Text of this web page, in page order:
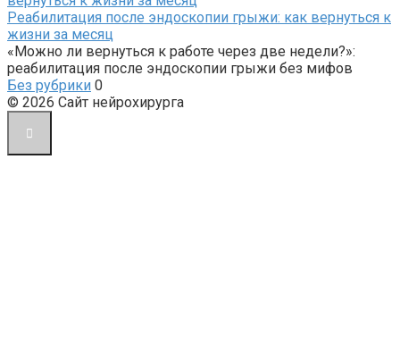
Реабилитация после эндоскопии грыжи: как вернуться к
жизни за месяц
«Можно ли вернуться к работе через две недели?»:
реабилитация после эндоскопии грыжи без мифов
Без рубрики 0
© 2026 Сайт нейрохирурга